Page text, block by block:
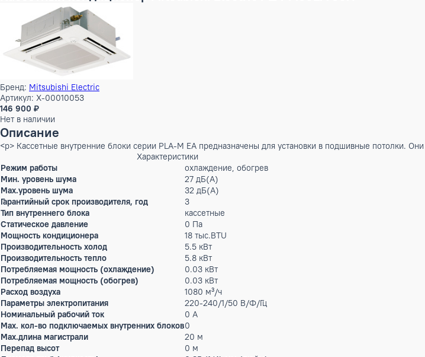
Кассетные
Кассетный кондиционер Mitsubishi Electric PLA-M50EA 50м²
Кассетный кондиционер Mitsubishi Electric PLA-M50EA 50м²
Бренд:Mitsubishi Electric
146 900 ₽
Нет в наличии
Описание
<p> Кассетные внутренние блоки серии PLA-M EA предназначены для установки в подшивные
Характеристики
Режим работы
охлаждение, обогрев
Мин. уровень шума
27 дБ(А)
Max.уровень шума
32 дБ(А)
Гарантийный срок производителя, год
3
Тип внутреннего блока
кассетные
Статическое давление
0 Па
Мощность кондиционера
18 тыс.BTU
Производительность холод
Производительность тепло
Потребляемая мощность (охлаждение)